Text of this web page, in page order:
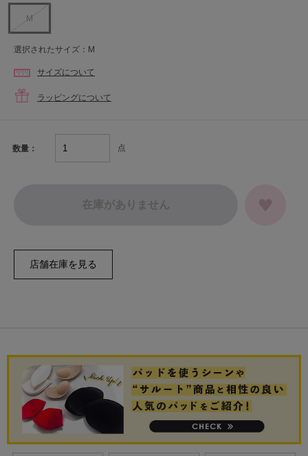
M
選択されたサイズ：M
サイズについて
ラッピングについて
数量： 点
在庫がありません